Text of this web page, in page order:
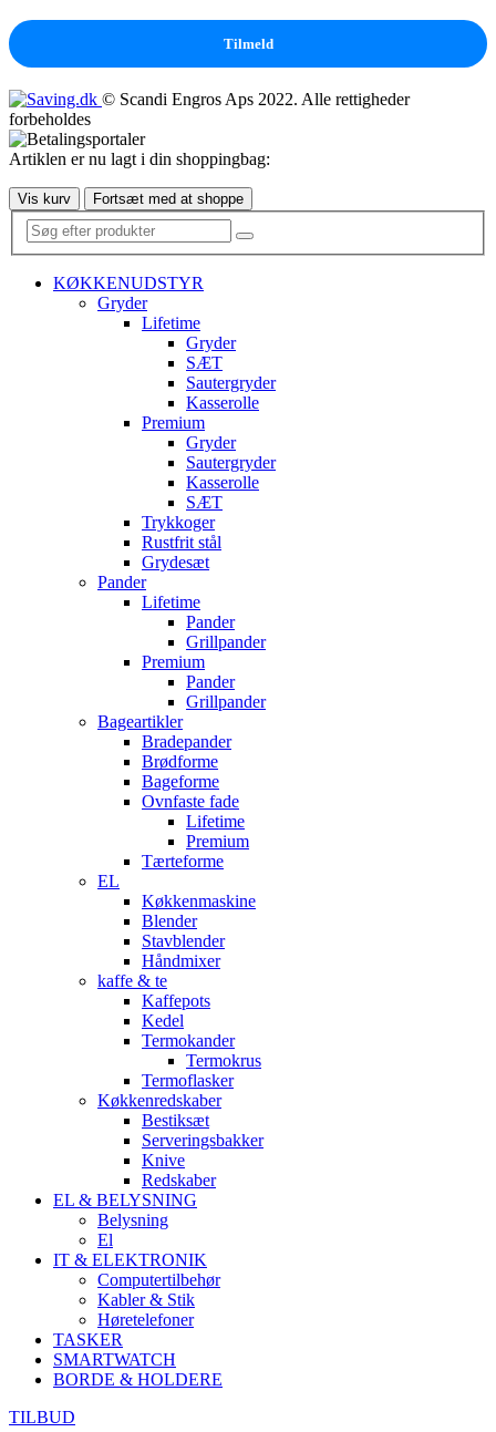
© Scandi Engros Aps 2022. Alle rettigheder
forbeholdes
Artiklen er nu lagt i din shoppingbag:
Vis kurv Fortsæt med at shoppe
KØKKENUDSTYR
Gryder
Lifetime
Gryder
SÆT
Sautergryder
Kasserolle
Premium
Gryder
Sautergryder
Kasserolle
SÆT
Trykkoger
Rustfrit stål
Grydesæt
Pander
Lifetime
Pander
Grillpander
Premium
Pander
Grillpander
Bageartikler
Bradepander
Brødforme
Bageforme
Ovnfaste fade
Lifetime
Premium
Tærteforme
EL
Køkkenmaskine
Blender
Stavblender
Håndmixer
kaffe & te
Kaffepots
Kedel
Termokander
Termokrus
Termoflasker
Køkkenredskaber
Bestiksæt
Serveringsbakker
Knive
Redskaber
EL & BELYSNING
Belysning
El
IT & ELEKTRONIK
Computertilbehør
Kabler & Stik
Høretelefoner
TASKER
SMARTWATCH
BORDE & HOLDERE
TILBUD